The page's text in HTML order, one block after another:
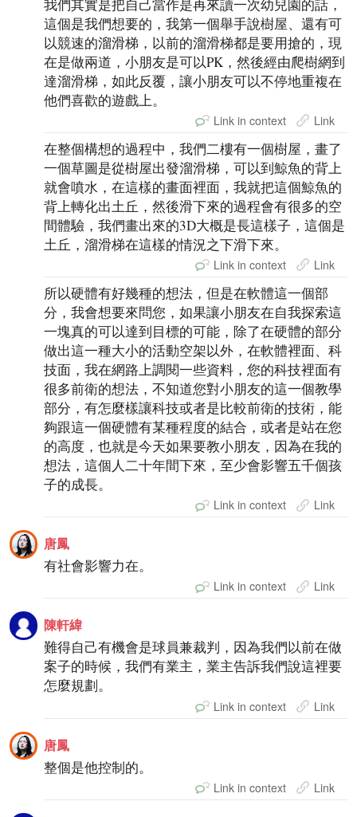
我們其實是把自己當作是再來讀一次幼兒園的話，
這個是我們想要的，我第一個舉手說樹屋、還有可
以競速的溜滑梯，以前的溜滑梯都是要用搶的，現
在是做兩道，小朋友是可以PK，然後經由爬樹網到
達溜滑梯，如此反覆，讓小朋友可以不停地重複在
他們喜歡的遊戲上。
Link in context Link
在整個構想的過程中，我們二樓有一個樹屋，畫了
一個草圖是從樹屋出發溜滑梯，可以到鯨魚的背上
就會噴水，在這樣的畫面裡面，我就把這個鯨魚的
背上轉化出土丘，然後滑下來的過程會有很多的空
間體驗，我們畫出來的3D大概是長這樣子，這個是
土丘，溜滑梯在這樣的情況之下滑下來。
Link in context Link
所以硬體有好幾種的想法，但是在軟體這一個部
分，我會想要來問您，如果讓小朋友在自我探索這
一塊真的可以達到目標的可能，除了在硬體的部分
做出這一種大小的活動空架以外，在軟體裡面、科
技面，我在網路上調閱一些資料，您的科技裡面有
很多前衛的想法，不知道您對小朋友的這一個教學
部分，有怎麼樣讓科技或者是比較前衛的技術，能
夠跟這一個硬體有某種程度的結合，或者是站在您
的高度，也就是今天如果要教小朋友，因為在我的
想法，這個人二十年間下來，至少會影響五千個孩
子的成長。
Link in context Link
唐鳳
有社會影響力在。
Link in context Link
陳軒緯
難得自己有機會是球員兼裁判，因為我們以前在做
案子的時候，我們有業主，業主告訴我們說這裡要
怎麼規劃。
Link in context Link
唐鳳
整個是他控制的。
Link in context Link